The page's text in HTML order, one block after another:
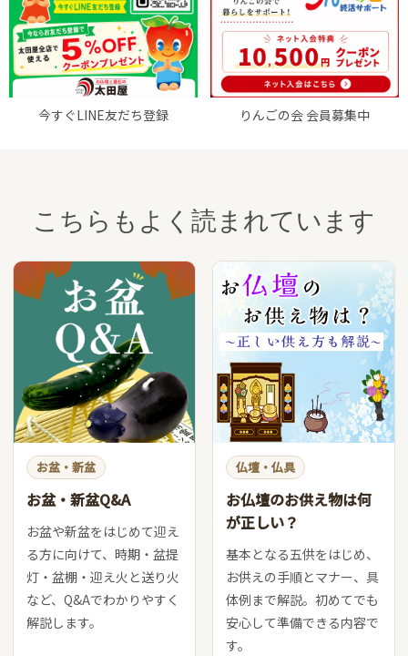
今すぐLINE友だち登録 りんごの会 会員募集中
こちらもよく読まれています
お盆・新盆
お盆・新盆Q&A
お盆や新盆をはじめて迎え
る方に向けて、時期・盆提
灯・盆棚・迎え火と送り火
など、Q&Aでわかりやすく
解説します。
仏壇・仏具
お仏壇のお供え物は何
が正しい？
基本となる五供をはじめ、
お供えの手順とマナー、具
体例まで解説。初めてでも
安心して準備できる内容で
す。